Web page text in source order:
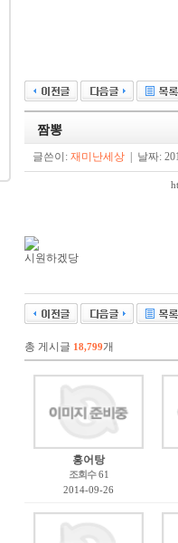
짬뽕
글쓴이: 재미난세상 | 날짜:
시원하겠당
총 게시글 18,799개
홍어탕
조회수 61
2014-09-26